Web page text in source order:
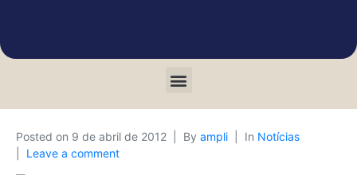
Posted on 9 de abril de 2012 By ampli In Notícias
Leave a comment